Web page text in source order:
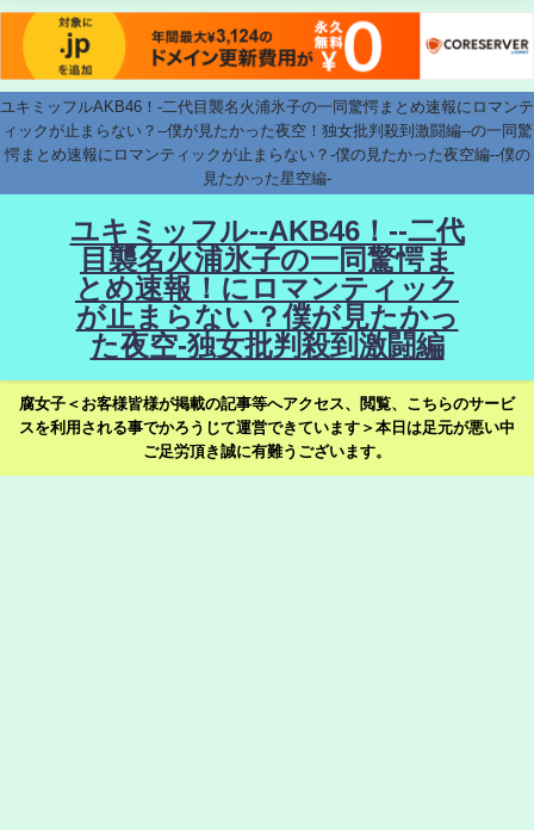
ユキミッフルAKB46！-二代目襲名火浦氷子の一同驚愕まとめ速報にロマンテ
ィックが止まらない？--僕が見たかった夜空！独女批判殺到激闘編--の一同驚
愕まとめ速報にロマンティックが止まらない？-僕の見たかった夜空編--僕の
見たかった星空編-
ユキミッフル--AKB46！--二代
目襲名火浦氷子の一同驚愕ま
とめ速報！にロマンティック
が止まらない？僕が見たかっ
た夜空-独女批判殺到激闘編
腐女子＜お客様皆様が掲載の記事等へアクセス、閲覧、こちらのサービ
スを利用される事でかろうじて運営できています＞本日は足元が悪い中
ご足労頂き誠に有難うございます。